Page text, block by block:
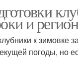
и
к зимовке
погоды, но